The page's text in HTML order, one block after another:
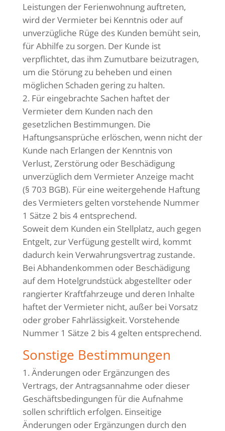
Leistungen der Ferienwohnung auftreten,
wird der Vermieter bei Kenntnis oder auf
unverzügliche Rüge des Kunden bemüht sein,
für Abhilfe zu sorgen. Der Kunde ist
verpflichtet, das ihm Zumutbare beizutragen,
um die Störung zu beheben und einen
möglichen Schaden gering zu halten.
Für eingebrachte Sachen haftet der
Vermieter dem Kunden nach den
gesetzlichen Bestimmungen. Die
Haftungsansprüche erlöschen, wenn nicht der
Kunde nach Erlangen der Kenntnis von
Verlust, Zerstörung oder Beschädigung
unverzüglich dem Vermieter Anzeige macht
(§ 703 BGB). Für eine weitergehende Haftung
des Vermieters gelten vorstehende Nummer
1 Sätze 2 bis 4 entsprechend.
Soweit dem Kunden ein Stellplatz, auch gegen
Entgelt, zur Verfügung gestellt wird, kommt
dadurch kein Verwahrungsvertrag zustande.
Bei Abhandenkommen oder Beschädigung
auf dem Hotelgrundstück abgestellter oder
rangierter Kraftfahrzeuge und deren Inhalte
haftet der Vermieter nicht, außer bei Vorsatz
oder grober Fahrlässigkeit. Vorstehende
Nummer 1 Sätze 2 bis 4 gelten entsprechend.
Sonstige Bestimmungen
Änderungen oder Ergänzungen des
Vertrags, der Antragsannahme oder dieser
Geschäftsbedingungen für die Aufnahme
sollen schriftlich erfolgen. Einseitige
Änderungen oder Ergänzungen durch den